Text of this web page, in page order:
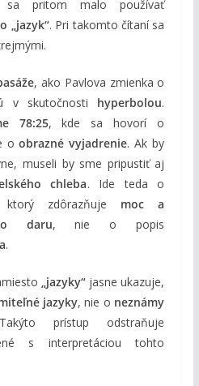
pritom malo používať
„jazyk“. Pri takomto čítaní sa
, ako Pavlova zmienka o
v skutočnosti hyperbolou.
78:25, kde sa hovorí o
oobrazné vyjadrenie. Ak by
museli by sme pripustiť aj
chleba. Ide teda o
ktorý zdôrazňuje moc a
daru, nie o popis
.
„jazyky“ jasne ukazuje,
jazyky, nie o neznámy
prístup odstraňuje
s interpretáciou tohto